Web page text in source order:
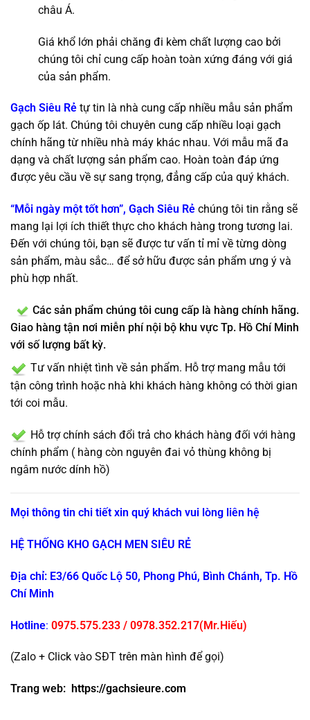
châu Á.
Giá khổ lớn phải chăng đi kèm chất lượng cao bởi
chúng tôi chỉ cung cấp hoàn toàn xứng đáng với giá
của sản phẩm.
Gạch Siêu Rẻ tự tin là nhà cung cấp nhiều mẫu sản phẩm
gạch ốp lát. Chúng tôi chuyên cung cấp nhiều loại gạch
chính hãng từ nhiều nhà máy khác nhau. Với mẫu mã đa
dạng và chất lượng sản phẩm cao. Hoàn toàn đáp ứng
được yêu cầu về sự sang trọng, đẳng cấp của quý khách.
“Mỗi ngày một tốt hơn”, Gạch Siêu Rẻ chúng tôi tin rằng sẽ
mang lại lợi ích thiết thực cho khách hàng trong tương lai.
Đến với chúng tôi, bạn sẽ được tư vấn tỉ mỉ về từng dòng
sản phẩm, màu sắc… để sở hữu được sản phẩm ưng ý và
phù hợp nhất.
Các sản phẩm chúng tôi cung cấp là hàng chính hãng.
Giao hàng tận nơi miễn phí nội bộ khu vực Tp. Hồ Chí Minh
với số lượng bất kỳ.
Tư vấn nhiệt tình về sản phẩm. Hỗ trợ mang mẫu tới
tận công trình hoặc nhà khi khách hàng không có thời gian
tới coi mẫu.
Hỗ trợ chính sách đổi trả cho khách hàng đối với hàng
chính phẩm ( hàng còn nguyên đai vỏ thùng không bị
ngâm nước dính hồ)
Mọi thông tin chi tiết xin quý khách vui lòng liên hệ
HỆ THỐNG KHO GẠCH MEN SIÊU RẺ
Địa chỉ: E3/66 Quốc Lộ 50, Phong Phú, Bình Chánh, Tp. Hồ
Chí Minh
Hotline: 0975.575.233 / 0978.352.217(Mr.Hiếu)
(Zalo + Click vào SĐT trên màn hình để gọi)
Trang web: https://gachsieure.com